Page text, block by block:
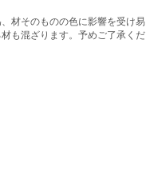
材そのものの色に影響を受け易
も混ざります。予めご了承くだ